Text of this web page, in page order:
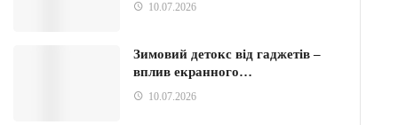
10.07.2026
Зимовий детокс від гаджетів –
вплив екранного…
10.07.2026